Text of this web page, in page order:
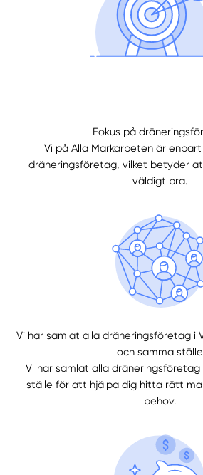
Få hjälp
Välj tillvägagångssätt
Fokus på
Vi på Alla Markarbeten är
dräneringsföretag, vilket betyder
väldigt bra.
Vi har samlat alla dräneringsföretag i
och samma ställe
Vi har samlat alla
ställe för att hjälpa dig hitta rätt
behov.